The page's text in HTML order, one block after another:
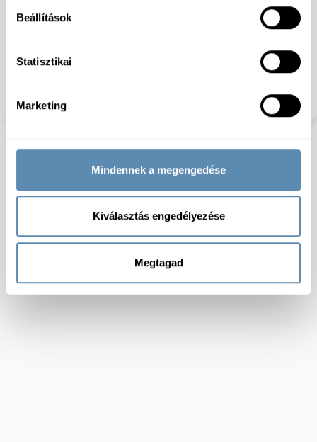
Beállítások
Statisztikai
Marketing
Mindennek a megengedése
Kiválasztás engedélyezése
Megtagad
Allergénmentes:
Gluténmentes:
Száraz:igen